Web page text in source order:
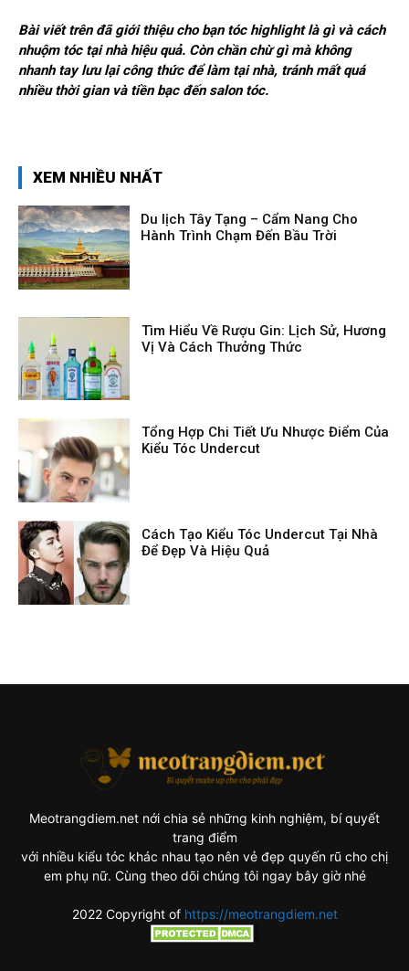
Bài viết trên đã giới thiệu cho bạn tóc highlight là gì và cách
nhuộm tóc tại nhà hiệu quả. Còn chần chừ gì mà không
nhanh tay lưu lại công thức để làm tại nhà, tránh mất quá
nhiều thời gian và tiền bạc đến salon tóc.
XEM NHIỀU NHẤT
Du lịch Tây Tạng – Cẩm Nang Cho
Hành Trình Chạm Đến Bầu Trời
Tìm Hiểu Về Rượu Gin: Lịch Sử, Hương
Vị Và Cách Thưởng Thức
Tổng Hợp Chi Tiết Ưu Nhược Điểm Của
Kiểu Tóc Undercut
Cách Tạo Kiểu Tóc Undercut Tại Nhà
Để Đẹp Và Hiệu Quả
Meotrangdiem.net nới chia sẻ những kinh nghiệm, bí quyết
trang điểm
với nhiều kiểu tóc khác nhau tạo nên vẻ đẹp quyến rũ cho chị
em phụ nữ. Cùng theo dõi chúng tôi ngay bây giờ nhé
2022 Copyright of https://meotrangdiem.net